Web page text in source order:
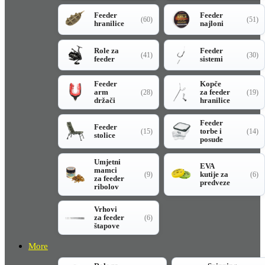
Feeder
hranilice
(60)
Feeder
najloni
(51)
Role za
feeder
(41)
Feeder
sistemi
(30)
Feeder
arm
držači
(28)
Kopče
za feeder
hranilice
(19)
Feeder
stolice
(15)
Feeder
torbe i
posude
(14)
Umjetni
mamci
za feeder
ribolov
(9)
EVA
kutije za
predveze
(6)
Vrhovi
za feeder
štapove
(6)
More